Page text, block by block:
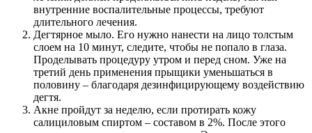
внутренние воспалительные процессы, требуют
длительного лечения.
Дегтярное мыло. Его нужно нанести на лицо толстым
слоем на 10 минут, следите, чтобы не попало в глаза.
Проделывать процедуру утром и перед сном. Уже на
третий день применения прыщики уменьшаться в
половину – благодаря дезинфицирующему воздействию
дегтя.
Акне пройдут за неделю, если протирать кожу
салициловым спиртом – составом в 2%. После этого